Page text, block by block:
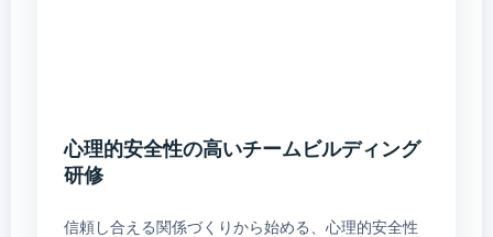
心理的安全性の高いチームビルディング
研修
信頼し合える関係づくりから始める、心理的安全性